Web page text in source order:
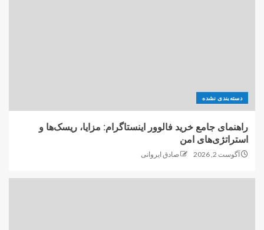
دسته‌بندی نشده
راهنمای جامع خرید فالوور اینستاگرام: مزایا، ریسک‌ها و
استراتژی‌های امن
آگوست 2, 2026 صادق ایروانی